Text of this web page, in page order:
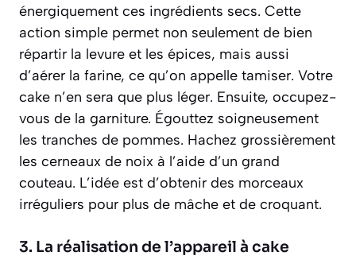
énergiquement ces ingrédients secs. Cette
action simple permet non seulement de bien
répartir la levure et les épices, mais aussi
d’aérer la farine, ce qu’on appelle tamiser. Votre
cake n’en sera que plus léger. Ensuite, occupez-
vous de la garniture. Égouttez soigneusement
les tranches de pommes. Hachez grossièrement
les cerneaux de noix à l’aide d’un grand
couteau. L’idée est d’obtenir des morceaux
irréguliers pour plus de mâche et de croquant.
3. La réalisation de l’appareil à cake